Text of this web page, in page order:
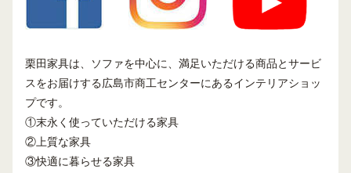
栗田家具は、ソファを中心に、満足いただける商品とサービ
スをお届けする広島市商工センターにあるインテリアショッ
プです。
①末永く使っていただける家具
②上質な家具
③快適に暮らせる家具